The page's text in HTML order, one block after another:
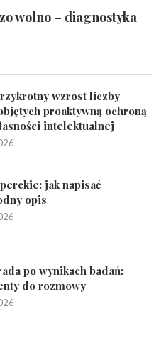
wolno – diagnostyka
wzrost liczby
proaktywną ochroną
intelektualnej
jak napisać
opis
po wynikach badań:
do rozmowy